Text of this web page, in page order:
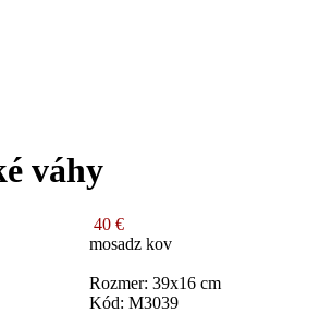
váhy
40 €
mosadz kov
Rozmer: 39x16 cm
Kód: M3039